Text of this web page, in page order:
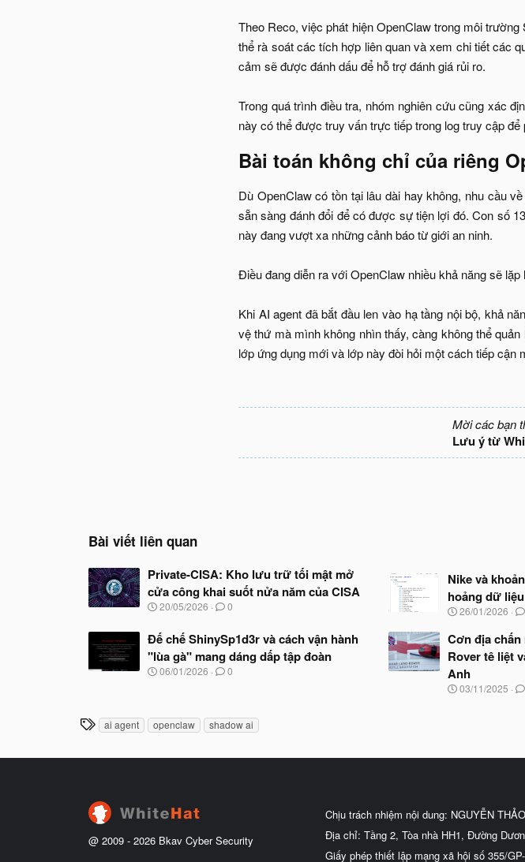
Theo Reco, việc phát hiện OpenClaw trong môi
thể rà soát các tích hợp liên quan và xem chi tiết các
cảm sẽ được đánh dấu để hỗ trợ đánh giá rủi ro.
Trong quá trình điều tra, nhóm nghiên cứu cũng xác
này có thể được truy vấn trực tiếp trong log truy cập
Bài toán không chỉ của riêng
Dù OpenClaw có tồn tại lâu dài hay không, nhu cầu
sẵn sàng đánh đổi để có được sự tiện lợi đó. Con số
này đang vượt xa những cảnh báo từ giới an ninh.
Điều đang diễn ra với OpenClaw nhiều khả năng sẽ
Khi AI agent đã bắt đầu len vào hạ tầng nội bộ, khả
vệ thứ mà mình không nhìn thấy, càng không thể
lớp ứng dụng mới và lớp này đòi hỏi một cách tiếp cận
Mời các bạn
Lưu ý từ
Bài viết liên quan
Private-CISA: Kho lưu trữ tối mật mở
cửa công khai suốt nửa năm của CISA
N
à
y
b
ắ
u
20/05/2026 0
Nike và
hoảng dữ liệu
N
à
y
b
ắ
t
26/01/2026
Đế chế ShinySp1d3r và cách vận hành
"lùa gà" mang dáng dấp tập đoàn
N
b
ắ
đ
06/01/2026 0
Cơn địa chấn
Rover tê liệt
Anh
N
03/11/2025
T
ẻ
ai agent openclaw shadow ai
@ 2009 - 2026 Bkav Cyber Security
Chịu trách nhiệm nội dung: NGUYỄN
Địa chỉ: Tầng 2, Tòa nhà HH1, Đường
Giấy phép thiết lập mạng xã hội số 355/